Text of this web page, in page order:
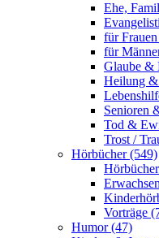
Ehe,
für
für
Glaube &
Heilung &
Senioren
Tod &
Trost /
Hörbücher (549)
Vorträge
Humor (47)